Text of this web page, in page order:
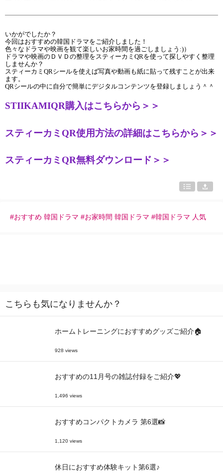
いかがでしたか？
今回はおすすめの韓国ドラマをご紹介しました！
色々なドラマや映画を観て楽しいお家時間を過ごしましょう:)）
ドラマや映画のＤＶＤの整理をスティーカミQRを使って探しやすく整理
しませんか？
スティーカミQRシールを使えば写真や動画も紙に貼って残すことが出来
ます。
QRシールの中に自分で簡単にデジタルコンテンツを登録しましょう＾＾
STIIKAMIQR購入はこちらから＞＞
スティーカミQR使用方法の詳細はこちらから＞＞
スティーカミQR無料ダウンロード＞＞
#おすすめ 韓国ドラマ #お家時間 韓国ドラマ #韓国ドラマ 人気
こちらも気になりませんか？
ホームトレーニングにおすすめグッズご紹介🏠
928 views
おすすめの11月号の雑誌付録をご紹介💖
1,496 views
おすすめコンパクトカメラ 第6選📸
1,120 views
休日におすすめ体験キット第6選♪